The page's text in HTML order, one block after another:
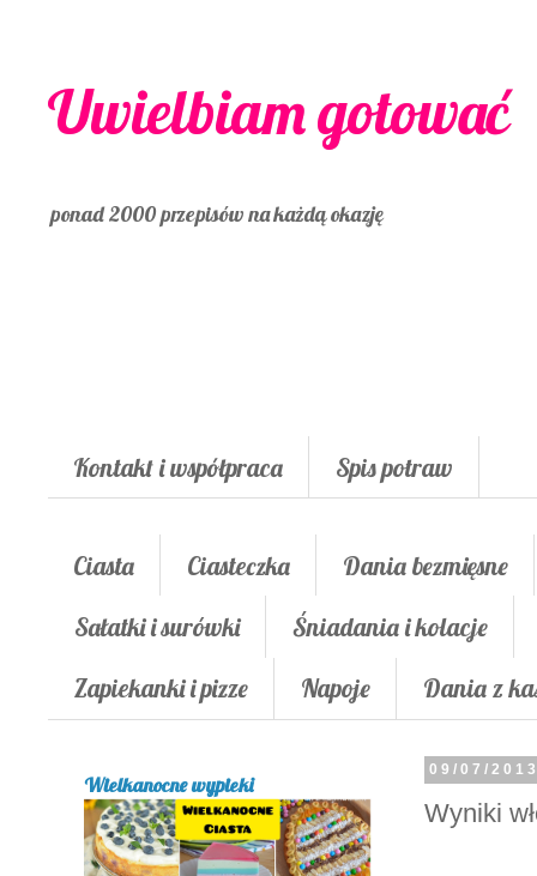
Uwielbiam gotować
ponad 2000 przepisów na każdą okazję
Kontakt i współpraca Spis potraw
Ciasta Ciasteczka
Dania bezmięsne
Sałatki i surówki
Śniadania i kolacje
Zapiekanki i pizze
Napoje Dania z
09/07/
Wyniki
Wielkanocne wypieki